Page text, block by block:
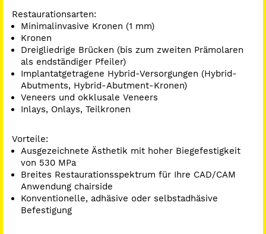
Restaurationsarten:
Minimalinvasive Kronen (1 mm)
Kronen
Dreigliedrige Brücken (bis zum zweiten Prämolaren
als endständiger Pfeiler)
Implantatgetragene Hybrid-Versorgungen (Hybrid-
Abutments, Hybrid-Abutment-Kronen)
Veneers und okklusale Veneers
Inlays, Onlays, Teilkronen
Vorteile:
Ausgezeichnete Ästhetik mit hoher Biegefestigkeit
von 530 MPa
Breites Restaurationsspektrum für Ihre CAD/CAM
Anwendung chairside
Konventionelle, adhäsive oder selbstadhäsive
Befestigung